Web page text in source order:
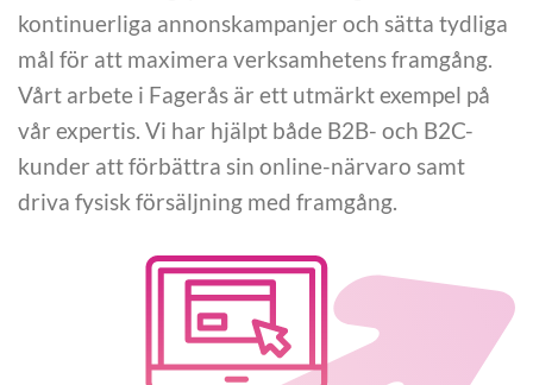
kontinuerliga annonskampanjer och sätta tydliga
mål för att maximera verksamhetens framgång.
Vårt arbete i Fagerås är ett utmärkt exempel på
vår expertis. Vi har hjälpt både B2B- och B2C-
kunder att förbättra sin online-närvaro samt
driva fysisk försäljning med framgång.